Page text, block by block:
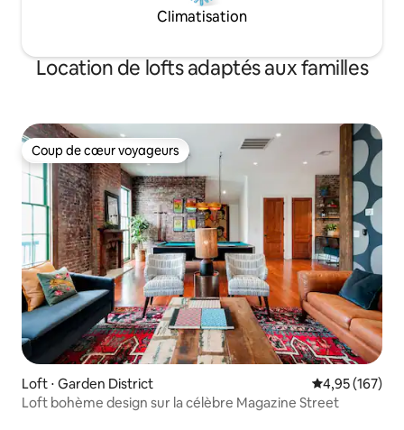
https://www.airbnb.fr/users/112910785/listings
Climatisation
Location de lofts adaptés aux familles
Coup de cœur voyageurs
Coup de cœur voyageurs
Loft ⋅ Garden District Évaluation
4,95 (167)
Loft bohème design sur la célèbre Magazine Street